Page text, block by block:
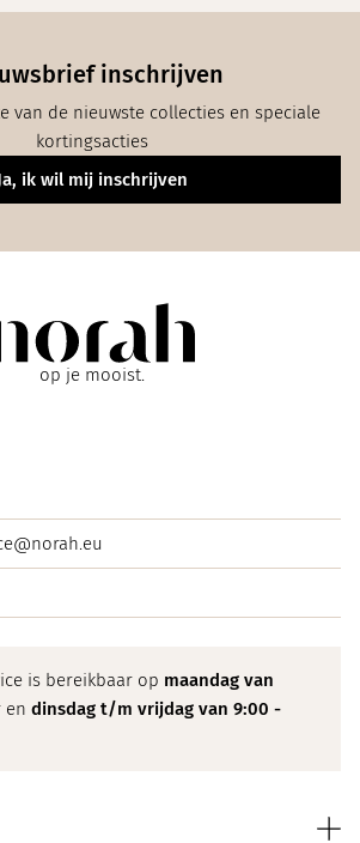
inschrijven
van de nieuwste collecties en speciale
kortingsacties
ik wil mij inschrijven
op je mooist.
is bereikbaar op maandag van
en dinsdag t/m vrijdag van 9:00 -